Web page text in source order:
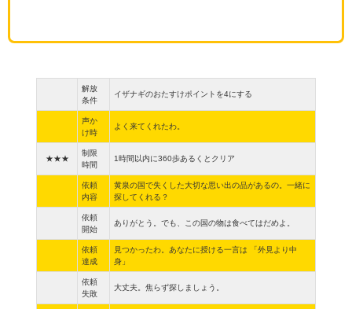
解放
条件
イザナギのおたすけポイントを4にする
声か
け時
よく来てくれたわ。
★★★
制限
時間
1時間以内に360歩あるくとクリア
依頼
内容
黄泉の国で失くした大切な思い出の品があるの。一緒に
探してくれる？
依頼
開始
ありがとう。でも、この国の物は食べてはだめよ。
依頼
達成
見つかったわ。あなたに授ける一言は 「外見より中
身」
依頼
失敗
大丈夫。焦らず探しましょう。